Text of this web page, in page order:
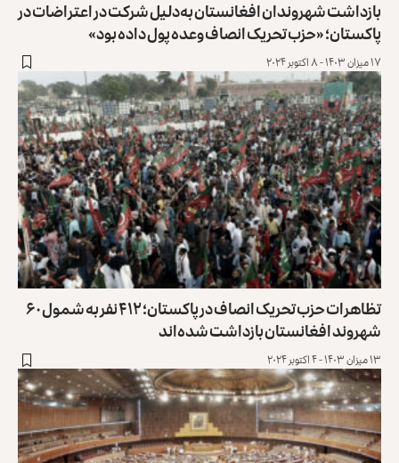
بازداشت شهروندان افغانستان به‌دلیل شرکت در اعتراضات در
پاکستان؛ «حزب تحریک انصاف وعده پول داده بود»
۱۷ میزان ۱۴۰۳ - ۸ اکتوبر ۲۰۲۴
تظاهرات حزب تحریک انصاف در پاکستان؛ ۴۱۲ نفر به شمول ۶۰
شهروند افغانستان بازداشت شده‌اند
۱۳ میزان ۱۴۰۳ - ۴ اکتوبر ۲۰۲۴